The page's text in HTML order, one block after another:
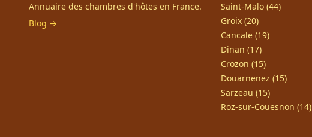
Annuaire des chambres d'hôtes en France.
Blog →
Saint-Malo (44)
Groix (20)
Cancale (19)
Dinan (17)
Crozon (15)
Douarnenez (15)
Sarzeau (15)
Roz-sur-Couesnon (14)